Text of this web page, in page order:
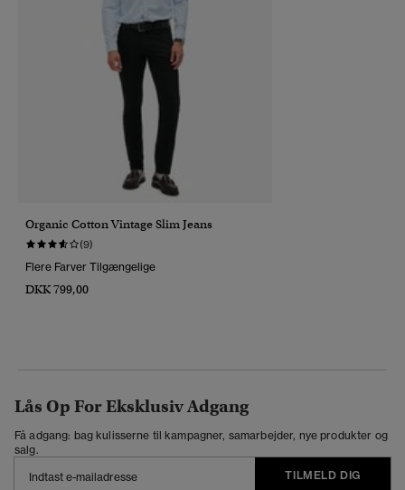
Organic Cotton Vintage Slim Jeans
(9)
Flere Farver Tilgængelige
DKK 799,00
Lås Op For Eksklusiv Adgang
Få adgang: bag kulisserne til kampagner, samarbejder, nye produkter og
salg.
TILMELD DIG